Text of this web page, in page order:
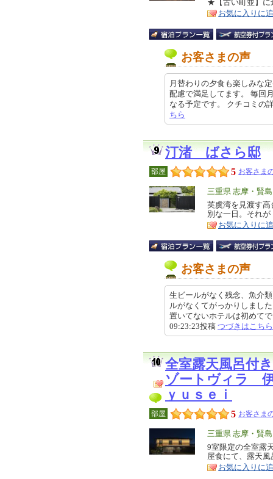
ア
徴
★【古い町並】に
お気に入りに
お客さまの声
月替わりの夕食も楽しみな
配慮で満足してます。 毎回
なる予定です。 クチコミ
ちら
汀渚 ばさら邸
部屋 5 お客さま
エ
リ
ア
三重県 志摩・賢島
特
徴
英虞湾を見渡す
別な一日。それ
お気に入りに
お客さまの声
生ビールがなく残念、魚介
ルがなくてがっかりしまし
置いてないホテルは初めて
09:23:23投稿 つづきはこちら
全室露天風呂付
ゾートヴィラ
ｙｕｓｅｉ
部屋 5 お客さま
エ
リ
ア
三重県 志摩・賢島
特
徴
9室限定の全室露
屋食にて、露天
お気に入りに